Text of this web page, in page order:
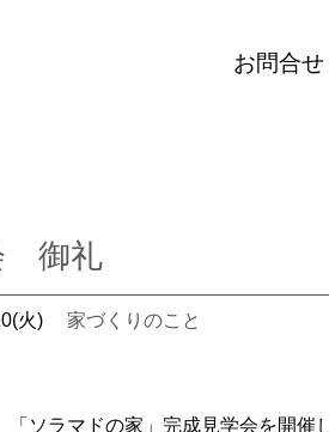
お問合せ
御礼
火) 家づくりのこと
「ソラマドの家」完成見学会を開催